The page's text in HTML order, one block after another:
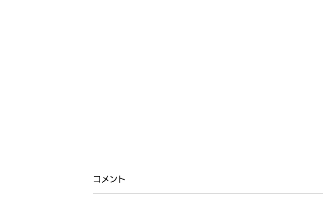
コメント